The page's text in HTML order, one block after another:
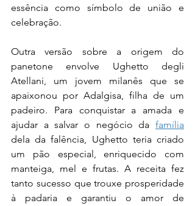
essência como símbolo de união e
celebração.
Outra versão sobre a origem do
panetone envolve Ughetto degli
Atellani, um jovem milanês que se
apaixonou por Adalgisa, filha de um
padeiro. Para conquistar a amada e
ajudar a salvar o negócio da família
dela da falência, Ughetto teria criado
um pão especial, enriquecido com
manteiga, mel e frutas. A receita fez
tanto sucesso que trouxe prosperidade
à padaria e garantiu o amor de